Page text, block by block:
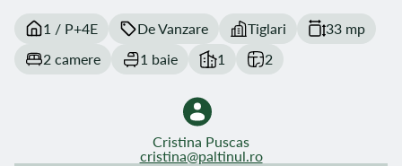
1 / P+4E De Vanzare Tiglari
33 mp
2 camere
1 baie 1 2
Cristina Puscas
cristina@paltinul.ro